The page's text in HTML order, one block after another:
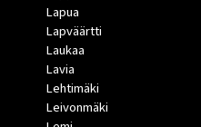
Lapua
Lapväärtti
Laukaa
Lavia
Lehtimäki
Leivonmäki